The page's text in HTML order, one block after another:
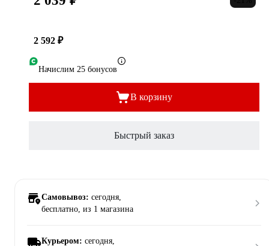
2 592 ₽
Начислим 25 бонусов
В корзину
Быстрый заказ
Самовывоз: сегодня,
бесплатно, из 1 магазина
Курьером: сегодня,